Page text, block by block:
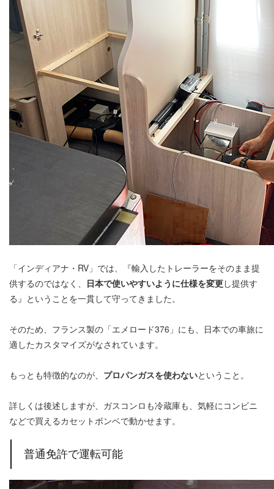
「インディアナ・RV」では、『輸入したトレーラーをそのまま提
供するのではなく、 日本で使いやすいように仕様を変更し提供す
る』ということを一貫して守ってきました。
そのため、フランス製の「エメロード376」にも、日本での車旅に
適したカスタマイズがなされています。
もっとも特徴的なのが、 プロパンガスを使わないということ。
詳しくは後述しますが、ガスコンロも冷蔵庫も、気軽にコンビニ
などで買えるカセットボンベで動かせます。
普通免許で運転可能